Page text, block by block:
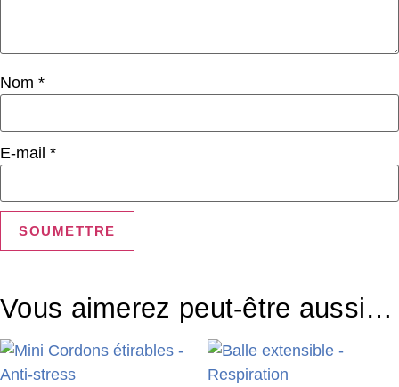
Nom *
E-mail *
Vous aimerez peut-être aussi…